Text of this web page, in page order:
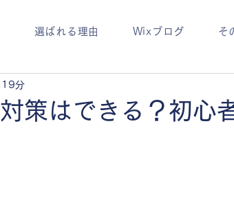
選ばれる理由 Wixブログ そ
策はできる？初心
19分